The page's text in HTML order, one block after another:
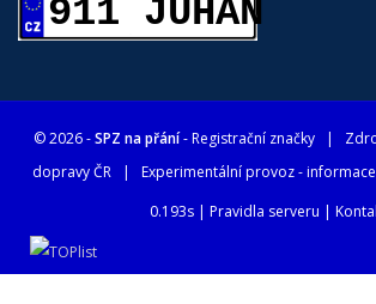
911 JUHAN
© 2026 -SPZ na přání- Registrační značky| Zdroj
dopravy ČR| Experimentální provoz - informace
0.193s | Pravidla serveru |